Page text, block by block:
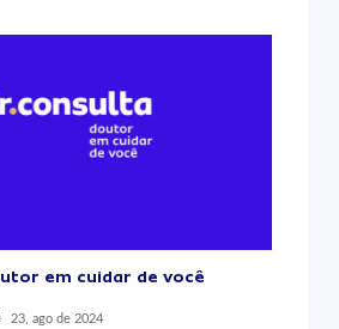
em cuidar de você
23, ago de 2024